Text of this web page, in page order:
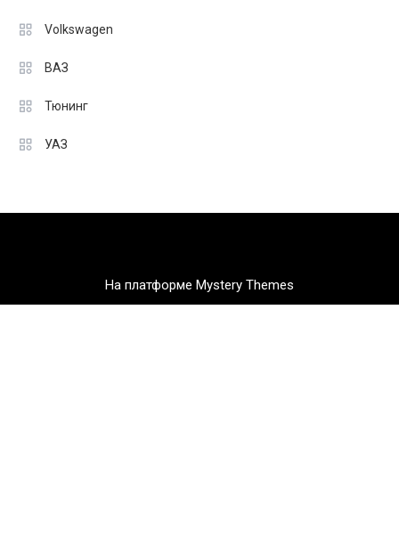
Volkswagen
ВАЗ
Тюнинг
УАЗ
На платформе Mystery Themes